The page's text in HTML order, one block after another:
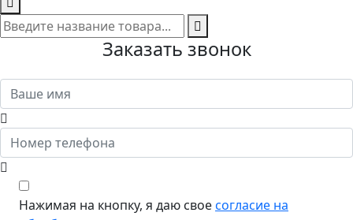
Заказать звонок
Нажимая на кнопку, я даю своесогласие на